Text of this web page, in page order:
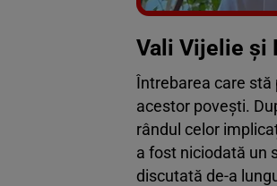
Vali Vijelie și
Întrebarea care
acestor povești.
rândul celor
a fost niciodată un
discutată de-a